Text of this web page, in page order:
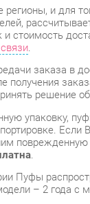
заказа в
получения
решение об
упаковку, пуфы
Если
поврежденную
.
Пуфы
– 2 года с
рельефный
Stool